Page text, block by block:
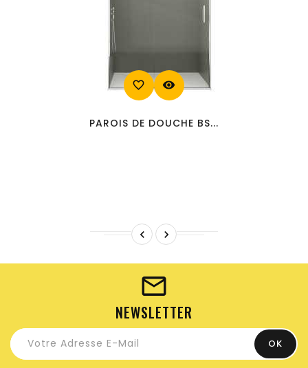
favorite_border visibility
PAROIS DE DOUCHE BS...
 
NEWSLETTER